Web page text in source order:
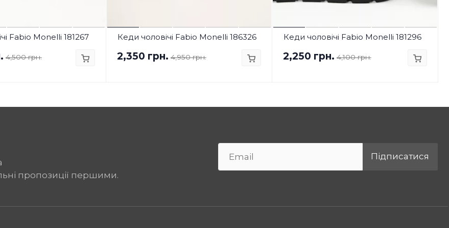
Fabio Monelli 181267
4,500 грн.
Кеди чоловічі Fabio Monelli 186326
2,350 грн. 4,950 грн.
Кеди чоловічі Fabio Monelli 181296
2,250 грн. 4,100 грн.
пропозиції першими.
Підписатися